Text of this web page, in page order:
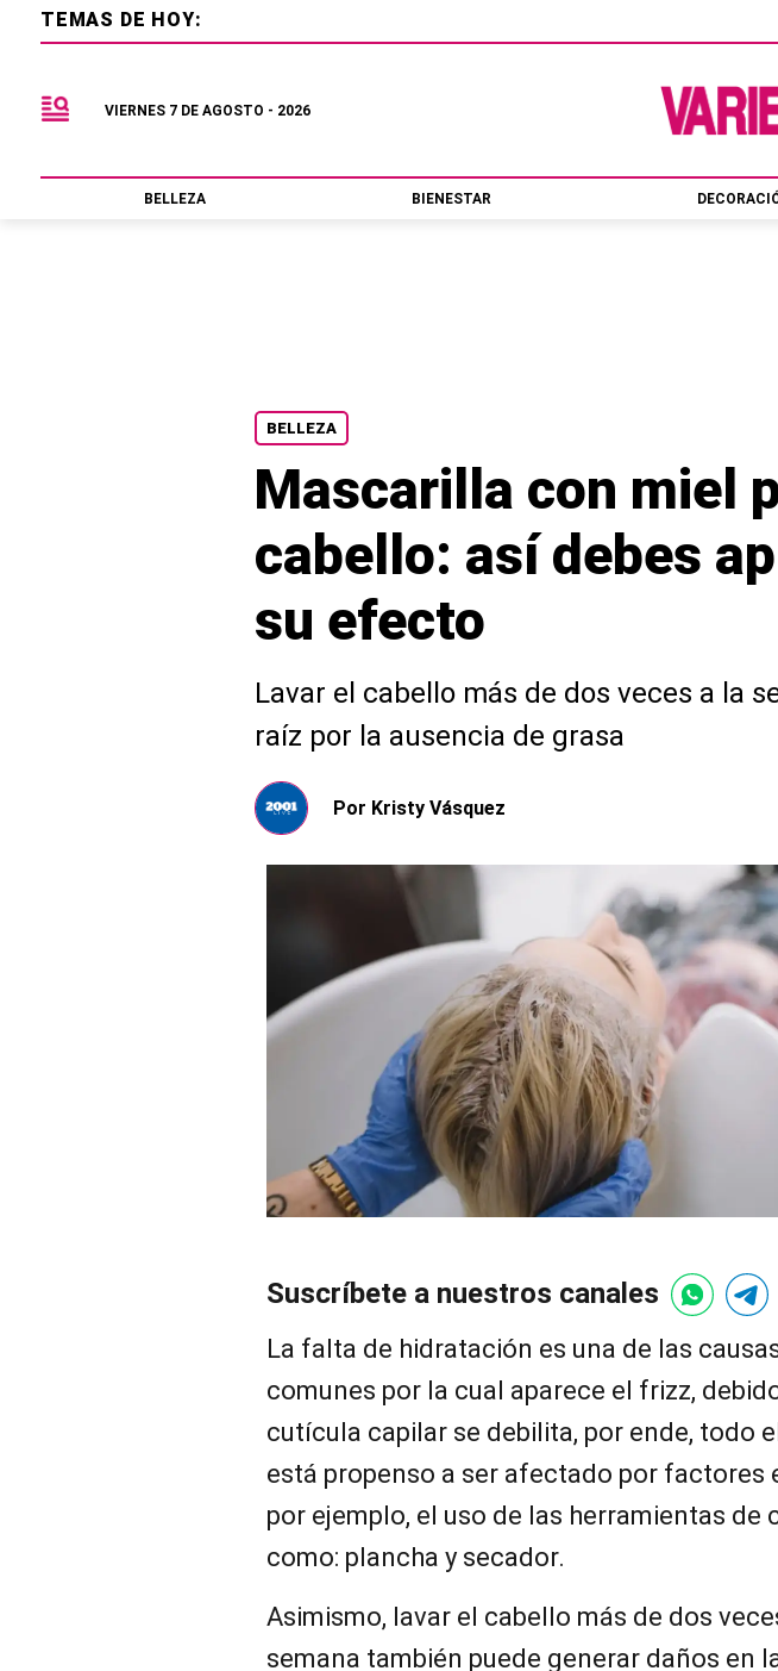
BELLEZA
Mascarilla con miel
cabello: así debes
su efecto
Lavar el cabello más de dos veces a la
raíz por la ausencia de grasa
Por Kristy Vásquez
Suscríbete a nuestros canales
La falta de hidratación es una de las
comunes por la cual aparece el frizz,
cutícula capilar se debilita, por ende, todo
está propenso a ser afectado por factores
por ejemplo, el uso de las herramientas de
como: plancha y secador.
Asimismo, lavar el cabello más de dos
semana también puede generar daños en
TEMAS DE HOY:
VIERNES 7 DE AGOSTO - 2026
BELLEZA BIENESTAR